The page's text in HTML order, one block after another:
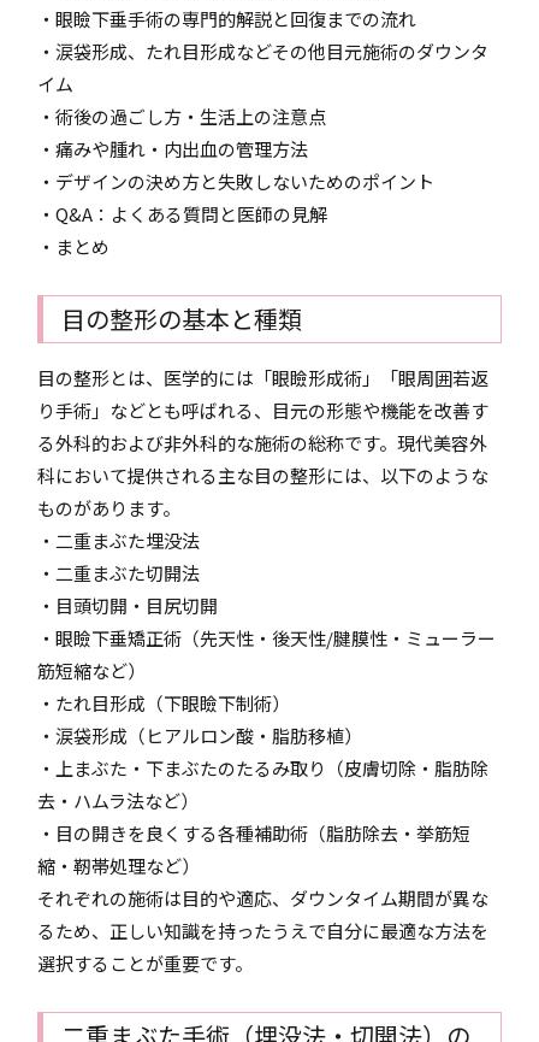
・眼瞼下垂手術の専門的解説と回復までの流れ
・涙袋形成、たれ目形成などその他目元施術のダウンタ
イム
・術後の過ごし方・生活上の注意点
・痛みや腫れ・内出血の管理方法
・デザインの決め方と失敗しないためのポイント
・Q&A：よくある質問と医師の見解
・まとめ
目の整形の基本と種類
目の整形とは、医学的には「眼瞼形成術」「眼周囲若返
り手術」などとも呼ばれる、目元の形態や機能を改善す
る外科的および非外科的な施術の総称です。現代美容外
科において提供される主な目の整形には、以下のような
ものがあります。
・二重まぶた埋没法
・二重まぶた切開法
・目頭切開・目尻切開
・眼瞼下垂矯正術（先天性・後天性/腱膜性・ミューラー
筋短縮など）
・たれ目形成（下眼瞼下制術）
・涙袋形成（ヒアルロン酸・脂肪移植）
・上まぶた・下まぶたのたるみ取り（皮膚切除・脂肪除
去・ハムラ法など）
・目の開きを良くする各種補助術（脂肪除去・挙筋短
縮・靭帯処理など）
それぞれの施術は目的や適応、ダウンタイム期間が異な
るため、正しい知識を持ったうえで自分に最適な方法を
選択することが重要です。